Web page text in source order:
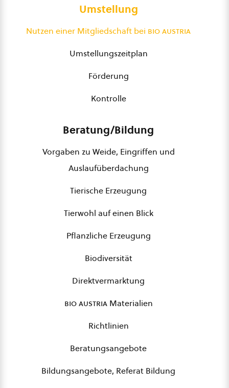
Umstellung
Nutzen einer Mitgliedschaft bei bio austria
Umstellungszeitplan
Förderung
Kontrolle
Beratung/Bildung
Vorgaben zu Weide, Eingriffen und
Auslaufüberdachung
Tierische Erzeugung
Tierwohl auf einen Blick
Pflanzliche Erzeugung
Biodiversität
Direktvermarktung
bio austriaMaterialien
Richtlinien
Beratungsangebote
Bildungsangebote, Referat Bildung